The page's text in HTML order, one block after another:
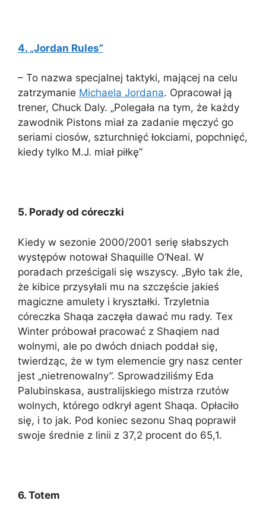
4. „Jordan Rules”
– To nazwa specjalnej taktyki, mającej na celu
zatrzymanie Michaela Jordana. Opracował ją
trener, Chuck Daly. „Polegała na tym, że każdy
zawodnik Pistons miał za zadanie męczyć go
seriami ciosów, szturchnięć łokciami, popchnięć,
kiedy tylko M.J. miał piłkę”
5. Porady od córeczki
Kiedy w sezonie 2000/2001 serię słabszych
występów notował Shaquille O’Neal. W
poradach prześcigali się wszyscy. „Było tak źle,
że kibice przysyłali mu na szczęście jakieś
magiczne amulety i kryształki. Trzyletnia
córeczka Shaqa zaczęła dawać mu rady. Tex
Winter próbował pracować z Shaqiem nad
wolnymi, ale po dwóch dniach poddał się,
twierdząc, że w tym elemencie gry nasz center
jest „nietrenowalny”. Sprowadziliśmy Eda
Palubinskasa, australijskiego mistrza rzutów
wolnych, którego odkrył agent Shaqa. Opłaciło
się, i to jak. Pod koniec sezonu Shaq poprawił
swoje średnie z linii z 37,2 procent do 65,1.
6. Totem